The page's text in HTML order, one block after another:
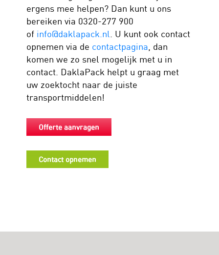
ergens mee helpen? Dan kunt u ons
bereiken via 0320-277 900
of info@daklapack.nl. U kunt ook contact
opnemen via de contactpagina, dan
komen we zo snel mogelijk met u in
contact. DaklaPack helpt u graag met
uw zoektocht naar de juiste
transportmiddelen!
Offerte aanvragen
Contact opnemen